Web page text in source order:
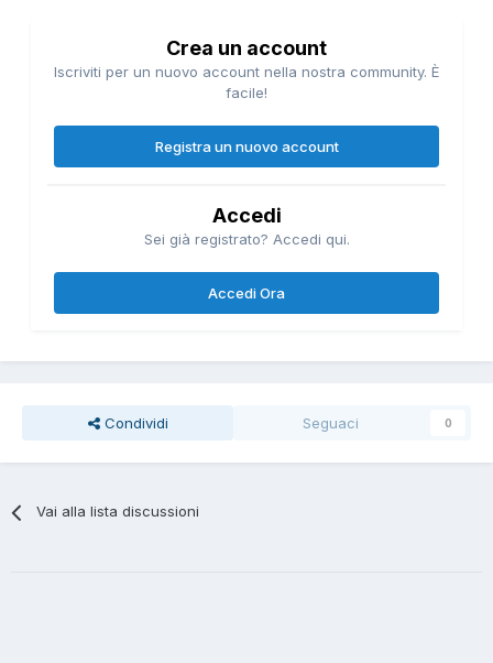
Crea un account
Iscriviti per un nuovo account nella nostra community. È
facile!
Registra un nuovo account
Accedi
Sei già registrato? Accedi qui.
Accedi Ora
Condividi Seguaci 0
Vai alla lista discussioni